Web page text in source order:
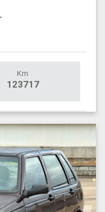
Km
123717